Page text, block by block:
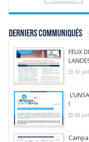
Derniers communiqués
FEUX
30
!
28